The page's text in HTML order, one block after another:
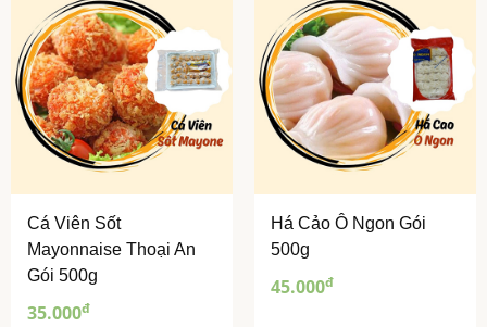
Cá Viên Sốt
Mayonnaise Thoại An
Gói 500g
35.000đ
Há Cảo Ô Ngon Gói
500g
45.000đ